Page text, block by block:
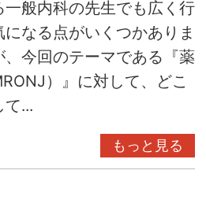
一般内科の先生でも広く行
なる点がいくつかありま
今回のテーマである『薬
）』に対して、どこ
て...
もっと見る